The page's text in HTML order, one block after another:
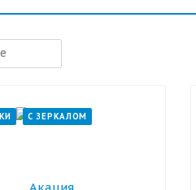
С ЗЕРКАЛОМ